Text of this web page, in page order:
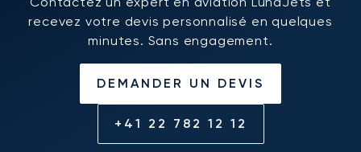
recevez votre devis personnalisé en quelques
minutes. Sans engagement.
DEMANDER UN DEVIS
+41 22 782 12 12